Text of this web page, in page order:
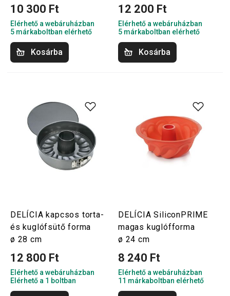
10 300 Ft
Elérhető a webáruházban
5 márkaboltban elérhető
Kosárba
12 200 Ft
Elérhető a webáruházban
5 márkaboltban elérhető
Kosárba
DELÍCIA kapcsos torta-
és kuglófsütő forma
ø 28 cm
12 800 Ft
Elérhető a webáruházban
Elérhető a 1 boltban
DELÍCIA SiliconPRIME
magas kuglófforma
ø 24 cm
8 240 Ft
Elérhető a webáruházban
11 márkaboltban elérhető